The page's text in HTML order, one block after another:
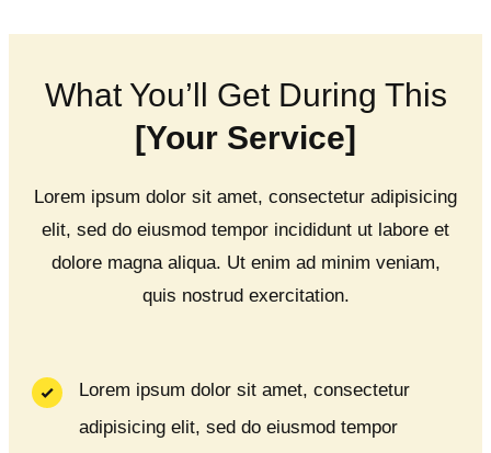
What You’ll Get During This
[Your Service]
Lorem ipsum dolor sit amet, consectetur adipisicing
elit, sed do eiusmod tempor incididunt ut labore et
dolore magna aliqua. Ut enim ad minim veniam,
quis nostrud exercitation.
Lorem ipsum dolor sit amet, consectetur
adipisicing elit, sed do eiusmod tempor